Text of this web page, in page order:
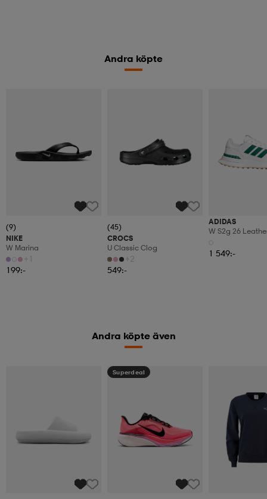
Andra köpte
(9)
NIKE
W Marina
+1
199:-
(45)
CROCS
U Classic Clog
+2
549:-
ADIDAS
W S2g 26
1 549:-
Andra köpte även
Superdeal